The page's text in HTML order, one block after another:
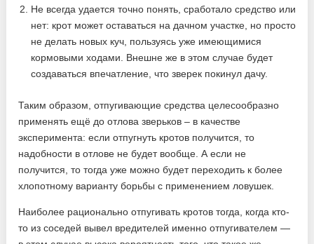
Не всегда удается точно понять, сработало средство или
нет: крот может оставаться на дачном участке, но просто
не делать новых куч, пользуясь уже имеющимися
кормовыми ходами. Внешне же в этом случае будет
создаваться впечатление, что зверек покинул дачу.
Таким образом, отпугивающие средства целесообразно
применять ещё до отлова зверьков – в качестве
эксперимента: если отпугнуть кротов получится, то
надобности в отлове не будет вообще. А если не
получится, то тогда уже можно будет переходить к более
хлопотному варианту борьбы с применением ловушек.
Наиболее рационально отпугивать кротов тогда, когда кто-
то из соседей вывел вредителей именно отпугивателем —